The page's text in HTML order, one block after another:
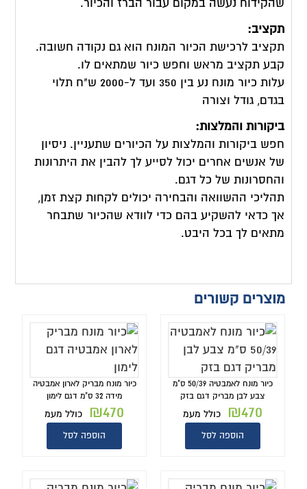
שהקידוח נעשה במקום עבור הברז והכיור.
תקציב:
תקציב לרכישת הכיור המונח הוא גם נקודה חשובה.
קבע תקציב מראש וחפש כיור שמתאים לו.
עלות כיור מונח נע בין 350 ועד ל-2000 ש"ח תלוי
בגדם, גודל וצורה
ביקורות והמלצות:
חפש ביקורות והמלצות על הכיורים שתעניין. ניסיון
של אנשים אחרים יכול לסייע לך להבין את היתרונות
והחסרונות של כל דגם.
תהליכי ההשוואה והבחירה יכולים לקחות קצת זמן,
אך כדאי להשקיע בהם כדי לוודא שהכיור שתבחר
מתאים לך בכל היבט.
מוצרים קשורים
כיור מונח לאמבטיה 50/39 ס"מ
צבע לבן מבריק דגם בזק
₪470 כולל מעמ
הוספה לסל
כיור מונח מבריק לארון אמבטיה
מידה 32 ס"מ דגם לימון
₪470 כולל מעמ
הוספה לסל